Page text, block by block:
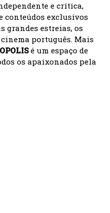
e crítica,
conteúdos exclusivos
grandes estreias, os
português. Mais
é um espaço de
os apaixonados pela